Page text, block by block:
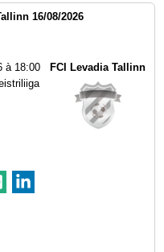
16/08/2026
à 18:00
FCI Levadia Tallinn